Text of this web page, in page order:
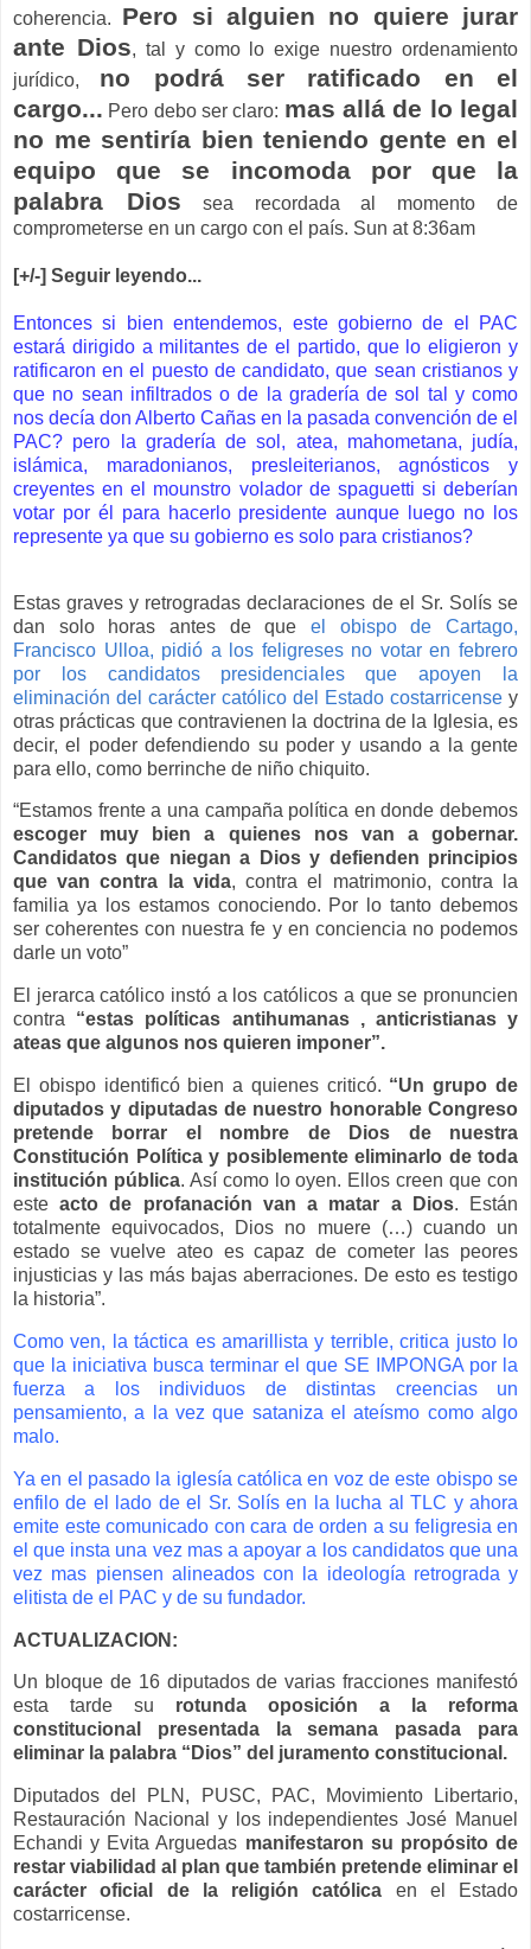
coherencia. Pero si alguien no quiere jurar
ante Dios, tal y como lo exige nuestro ordenamiento
jurídico, no podrá ser ratificado en el
cargo... Pero debo ser claro: mas allá de lo legal
no me sentiría bien teniendo gente en el
equipo que se incomoda por que la
palabra Dios sea recordada al momento de
comprometerse en un cargo con el país. Sun at 8:36am
[+/-] Seguir leyendo...
Entonces si bien entendemos, este gobierno de el PAC
estará dirigido a militantes de el partido, que lo eligieron y
ratificaron en el puesto de candidato, que sean cristianos y
que no sean infiltrados o de la gradería de sol tal y como
nos decía don Alberto Cañas en la pasada convención de el
PAC? pero la gradería de sol, atea, mahometana, judía,
islámica, maradonianos, presleiterianos, agnósticos y
creyentes en el mounstro volador de spaguetti si deberían
votar por él para hacerlo presidente aunque luego no los
represente ya que su gobierno es solo para cristianos?
Estas graves y retrogradas declaraciones de el Sr. Solís se
dan solo horas antes de que el obispo de Cartago,
Francisco Ulloa, pidió a los feligreses no votar en febrero
por los candidatos presidenciales que apoyen la
eliminación del carácter católico del Estado costarricense y
otras prácticas que contravienen la doctrina de la Iglesia, es
decir, el poder defendiendo su poder y usando a la gente
para ello, como berrinche de niño chiquito.
“Estamos frente a una campaña política en donde debemos
escoger muy bien a quienes nos van a gobernar.
Candidatos que niegan a Dios y defienden principios
que van contra la vida, contra el matrimonio, contra la
familia ya los estamos conociendo. Por lo tanto debemos
ser coherentes con nuestra fe y en conciencia no podemos
darle un voto”
El jerarca católico instó a los católicos a que se pronuncien
contra “estas políticas antihumanas , anticristianas y
ateas que algunos nos quieren imponer”.
El obispo identificó bien a quienes criticó. “Un grupo de
diputados y diputadas de nuestro honorable Congreso
pretende borrar el nombre de Dios de nuestra
Constitución Política y posiblemente eliminarlo de toda
institución pública. Así como lo oyen. Ellos creen que con
esteacto de profanación van a matar a Dios. Están
totalmente equivocados, Dios no muere (…) cuando un
estado se vuelve ateo es capaz de cometer las peores
injusticias y las más bajas aberraciones. De esto es testigo
la historia”.
Como ven, la táctica es amarillista y terrible, critica justo lo
que la iniciativa busca terminar el que SE IMPONGA por la
fuerza a los individuos de distintas creencias un
pensamiento, a la vez que sataniza el ateísmo como algo
malo.
Ya en el pasado la iglesía católica en voz de este obispo se
enfilo de el lado de el Sr. Solís en la lucha al TLC y ahora
emite este comunicado con cara de orden a su feligresia en
el que insta una vez mas a apoyar a los candidatos que una
vez mas piensen alineados con la ideología retrograda y
elitista de el PAC y de su fundador.
ACTUALIZACION:
Un bloque de 16 diputados de varias fracciones manifestó
esta tarde su rotunda oposición a la reforma
constitucional presentada la semana pasada para
eliminar la palabra “Dios” del juramento constitucional.
Diputados del PLN, PUSC, PAC, Movimiento Libertario,
Restauración Nacional y los independientes José Manuel
Echandi y Evita Arguedas manifestaron su propósito de
restar viabilidad al plan que también pretende eliminar el
carácter oficial de la religión católica en el Estado
costarricense.